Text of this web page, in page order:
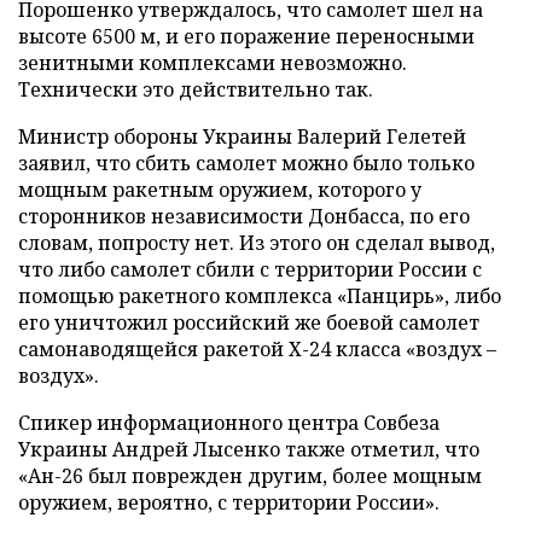
Порошенко утверждалось, что самолет шел на
высоте 6500 м, и его поражение переносными
зенитными комплексами невозможно.
Технически это действительно так.
Министр обороны Украины Валерий Гелетей
заявил, что сбить самолет можно было только
мощным ракетным оружием, которого у
сторонников независимости Донбасса, по его
словам, попросту нет. Из этого он сделал вывод,
что либо самолет сбили с территории России с
помощью ракетного комплекса «Панцирь», либо
его уничтожил российский же боевой самолет
самонаводящейся ракетой Х-24 класса «воздух–
воздух».
Спикер информационного центра Совбеза
Украины Андрей Лысенко также отметил, что
«Ан-26 был поврежден другим, более мощным
оружием, вероятно, с территории России».